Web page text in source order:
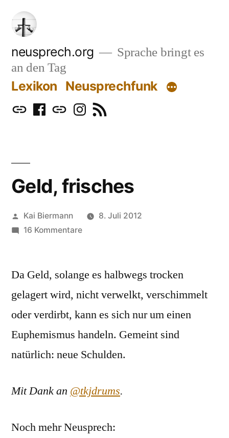
Zum
Inhalt
springen
neusprech.org
Sprache bringt es
an den Tag
Lexikon Neusprechfunk
MastodonFacebook
BlueskyInstagram
RSS
Geld, frisches
Veröffentlicht
von
Kai Biermann
8. Juli 2012
16 Kommentarezu
Da Geld, solange es halbwegs trocken
gelagert wird, nicht verwelkt, verschimmelt
oder verdirbt, kann es sich nur um einen
Euphemismus handeln. Gemeint sind
natürlich: neue Schulden.
Mit Dank an @tkjdrums.
Noch mehr Neusprech: